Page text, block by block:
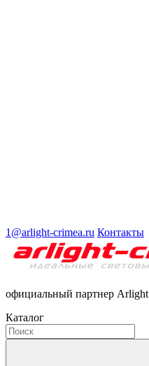
1@arlight-crimea.ru Контакты
официальный партнер Arlight
Каталог